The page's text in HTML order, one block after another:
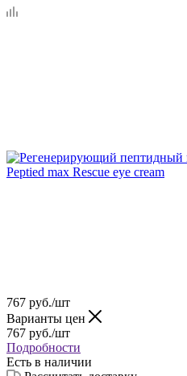
767 руб./шт
Варианты цен
767 руб./шт
Подробности
Есть в наличии